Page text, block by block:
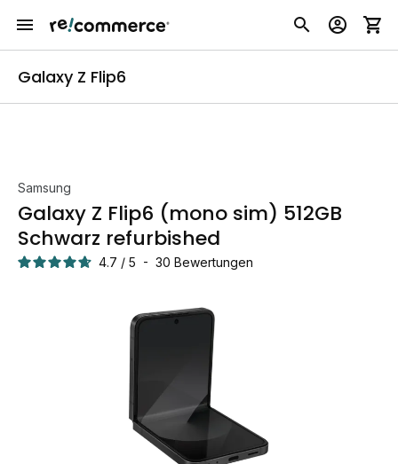
Galaxy Z Flip6
Samsung
Galaxy Z Flip6 (mono sim) 512GB
Schwarz refurbished
4.7 / 5 - 30 Bewertungen